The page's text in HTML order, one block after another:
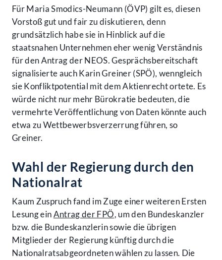
Für Maria Smodics-Neumann (ÖVP) gilt es, diesen
Vorstoß gut und fair zu diskutieren, denn
grundsätzlich habe sie in Hinblick auf die
staatsnahen Unternehmen eher wenig Verständnis
für den Antrag der NEOS. Gesprächsbereitschaft
signalisierte auch Karin Greiner (SPÖ), wenngleich
sie Konfliktpotential mit dem Aktienrecht ortete. Es
würde nicht nur mehr Bürokratie bedeuten, die
vermehrte Veröffentlichung von Daten könnte auch
etwa zu Wettbewerbsverzerrung führen, so
Greiner.
Wahl der Regierung durch den
Nationalrat
Kaum Zuspruch fand im Zuge einer weiteren Ersten
Lesung einAntrag der FPÖ, um den Bundeskanzler
bzw. die Bundeskanzlerin sowie die übrigen
Mitglieder der Regierung künftig durch die
Nationalratsabgeordneten wählen zu lassen. Die